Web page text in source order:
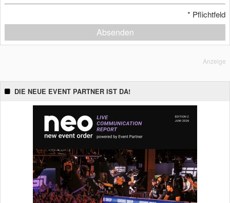
* Pflichtfeld
Absenden
Anzeige
DIE NEUE EVENT PARTNER IST DA!